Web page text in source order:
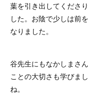
葉を引き出してくださ
した。お陰で少しは前
なりました。
谷先生にもなかしまさ
ことの大切さも学びま
ね。